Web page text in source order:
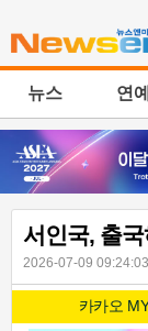
뉴스 연예
서인국, 출국
2026-07-09 09:24:03
카카오